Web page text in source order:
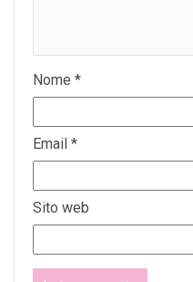
Nome *
Email *
Sito web